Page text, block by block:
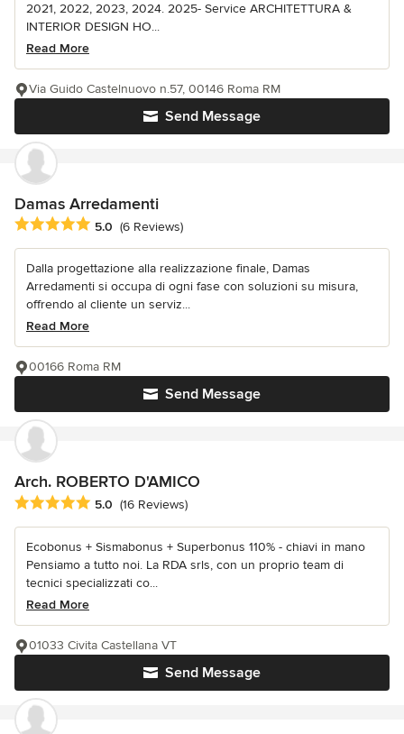
2021, 2022, 2023, 2024. 2025- Service ARCHITETTURA &
INTERIOR DESIGN HO...
Read More
Send Message
Via Guido Castelnuovo n.57, 00146 Roma RM
Damas Arredamenti
Average rating: 5 out of 5 stars
5.0 (6 Reviews)
Dalla progettazione alla realizzazione finale, Damas
Arredamenti si occupa di ogni fase con soluzioni su misura,
offrendo al cliente un serviz...
Read More
Send Message
00166 Roma RM
Arch. ROBERTO D'AMICO
Average rating: 5 out of 5 stars
5.0 (16 Reviews)
Ecobonus + Sismabonus + Superbonus 110% - chiavi in mano
Pensiamo a tutto noi. La RDA srls, con un proprio team di
tecnici specializzati co...
Read More
Send Message
01033 Civita Castellana VT